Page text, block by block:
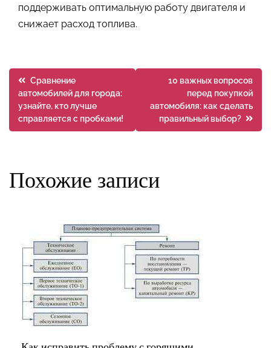
поддерживать оптимальную работу двигателя и
снижает расход топлива.
Навигация
по
записям
Сравнение
автомобилей для города:
узнайте, кто лучше
справляется с пробками!
10 важных вопросов
перед покупкой
автомобиля: как сделать
правильный выбор?
Похожие записи